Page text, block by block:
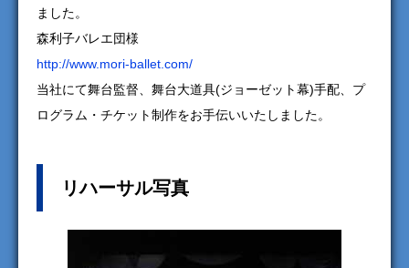
ました。
森利子バレエ団様
http://www.mori-ballet.com/
当社にて舞台監督、舞台大道具(ジョーゼット幕)手配、プ
ログラム・チケット制作をお手伝いいたしました。
リハーサル写真